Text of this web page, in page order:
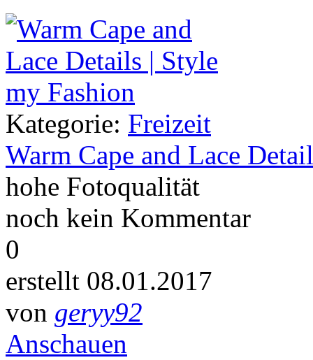
Kategorie: Freizeit
Warm Cape and Lace
hohe Fotoqualität
noch kein Kommentar
0
erstellt 08.01.2017
von geryy92
Anschauen